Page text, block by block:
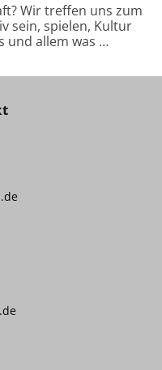
Wir treffen uns zum
sein, spielen, Kultur
und allem was …